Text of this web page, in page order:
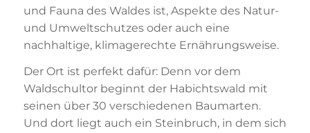
und Fauna des Waldes ist, Aspekte des Natur-
und Umweltschutzes oder auch eine
nachhaltige, klimagerechte Ernährungsweise.
Der Ort ist perfekt dafür: Denn vor dem
Waldschultor beginnt der Habichtswald mit
seinen über 30 verschiedenen Baumarten.
Und dort liegt auch ein Steinbruch, in dem sich